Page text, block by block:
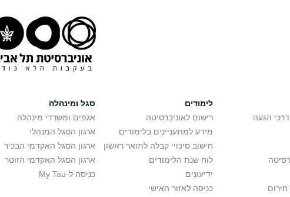
הגעה
לימודים
רישום לאוניברסיטה
מידע למתעניינים בלימודים
חישוב סיכויי קבלה לתואר ראשון
לוח שנת הלימודים
ידיעונים
כניסה לאזור האישי
סגל ומינהלה
אגפים ומשרדי מינהלה
ארגון הסגל המנהלי
ארגון הסגל האקדמי הבכיר
ארגון הסגל האקדמי הזוטר
כניסה ל-My Tau